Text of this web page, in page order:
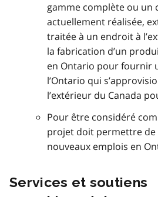
gamme complète ou un
actuellement réalisée,
traitée à un endroit à
la fabrication d’un
en Ontario pour fournir
l’Ontario qui
l’extérieur du Canada
Pour être considéré
projet doit permettre de
nouveaux emplois en
Services et soutiens